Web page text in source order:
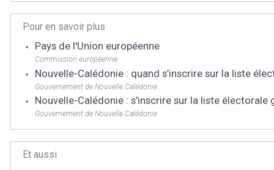
Pour en savoir plus
Pays de l'Union européenne
Commission européenne
Nouvelle-Calédonie : quand s’inscrire sur la liste
Gouvernement de Nouvelle Calédonie
Nouvelle-Calédonie : s'inscrire sur la liste électorale
Gouvernement de Nouvelle Calédonie
Et aussi